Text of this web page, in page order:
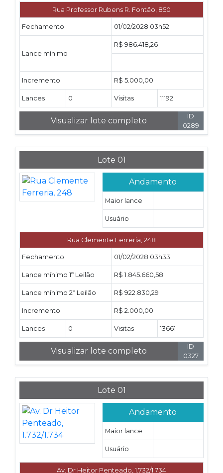
Rua Professor Rubens R. Fontão, 850
Fechamento 01/02/2028 03h52
Lance mínimo
R$ 986.418,26
Incremento R$ 5.000,00
Lances 0 Visitas 11192
Visualizar lote completo
ID
0289
Lote 01
Andamento
Maior lance
Usuário
Rua Clemente Ferreria, 248
Fechamento 01/02/2028 03h33
Lance mínimo 1º Leilão R$ 1.845.660,58
Lance mínimo 2º Leilão R$ 922.830,29
Incremento R$ 2.000,00
Lances 0 Visitas 13661
Visualizar lote completo
ID
0327
Lote 01
Andamento
Maior lance
Usuário
Av. Dr Heitor Penteado, 1.732/1.734